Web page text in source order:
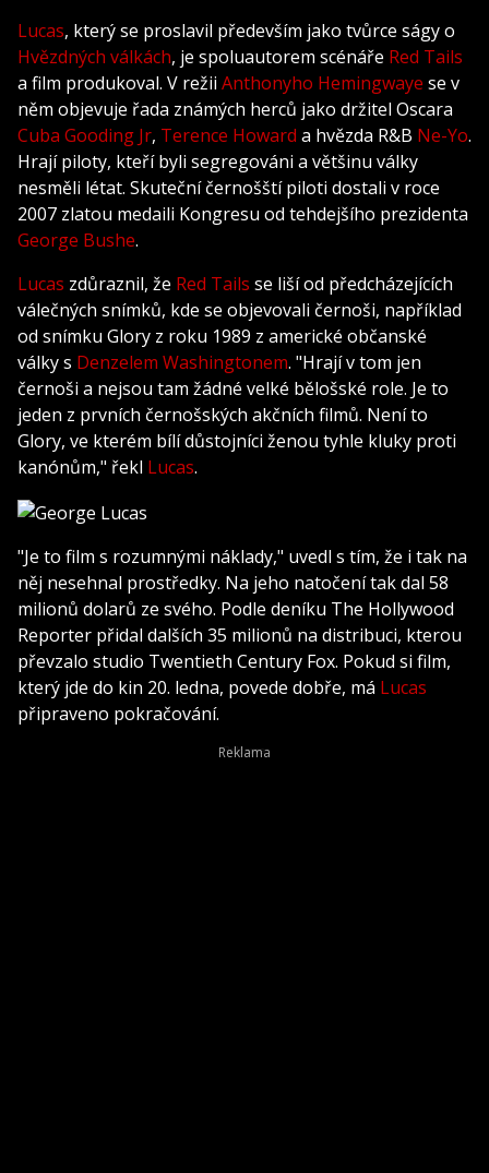
Lucas, který se proslavil především jako tvůrce ságy o
Hvězdných válkách, je spoluautorem scénáře Red Tails
a film produkoval. V režii Anthonyho Hemingwaye se v
něm objevuje řada známých herců jako držitel Oscara
Cuba Gooding Jr, Terence Howard a hvězda R&B Ne-Yo.
Hrají piloty, kteří byli segregováni a většinu války
nesměli létat. Skuteční černošští piloti dostali v roce
2007 zlatou medaili Kongresu od tehdejšího prezidenta
George Bushe.
Lucas zdůraznil, že Red Tails se liší od předcházejících
válečných snímků, kde se objevovali černoši, například
od snímku Glory z roku 1989 z americké občanské
války s Denzelem Washingtonem. "Hrají v tom jen
černoši a nejsou tam žádné velké bělošské role. Je to
jeden z prvních černošských akčních filmů. Není to
Glory, ve kterém bílí důstojníci ženou tyhle kluky proti
kanónům," řekl Lucas.
"Je to film s rozumnými náklady," uvedl s tím, že i tak na
něj nesehnal prostředky. Na jeho natočení tak dal 58
milionů dolarů ze svého. Podle deníku The Hollywood
Reporter přidal dalších 35 milionů na distribuci, kterou
převzalo studio Twentieth Century Fox. Pokud si film,
který jde do kin 20. ledna, povede dobře, má Lucas
připraveno pokračování.